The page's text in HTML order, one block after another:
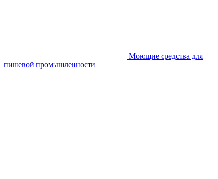
Моющие средства для
пищевой промышленности